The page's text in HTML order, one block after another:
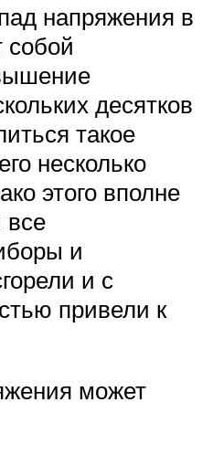
напряжения в
собой
десятков
такое
несколько
этого вполне
все
и
и с
привели к
может